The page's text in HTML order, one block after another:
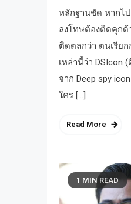
หลักฐานชัด หากไ
ลงโทษต้องติดคุก
ติดตลกว่า ตนเรีย
เหล่านี้ว่า DSIcon
จาก Deep spy
ใคร […]
Read More
1 MIN READ